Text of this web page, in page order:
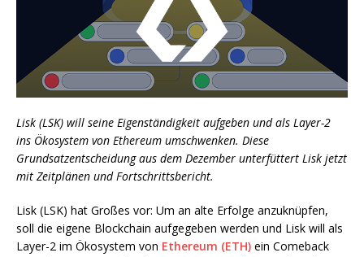
Lisk (LSK) will seine Eigenständigkeit aufgeben und als Layer-2
ins Ökosystem von Ethereum umschwenken. Diese
Grundsatzentscheidung aus dem Dezember unterfüttert Lisk jetzt
mit Zeitplänen und Fortschrittsbericht.
Lisk (LSK) hat Großes vor: Um an alte Erfolge anzuknüpfen,
soll die eigene Blockchain aufgegeben werden und Lisk will als
Layer-2 im Ökosystem von Ethereum (ETH) ein Comeback